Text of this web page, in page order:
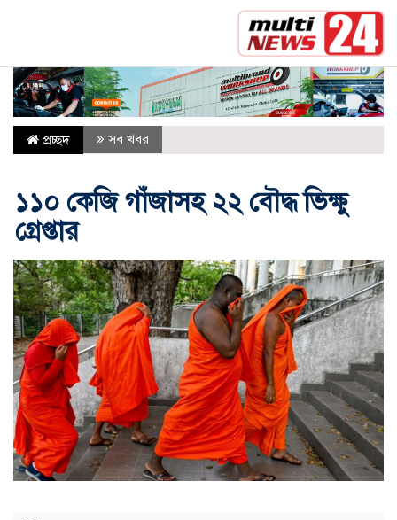
স্বপ্নের বাংলাদেশ গড়তে দেশের প্রতিটি নাগরিককে
প্রচ্ছদ সব খবর
১১০ কেজি গাঁজাসহ ২২ বৌদ্ধ ভিক্ষু
গ্রেপ্তার